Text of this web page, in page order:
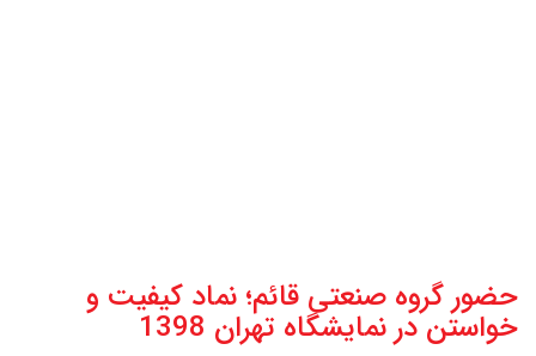
حضور گروه صنعتی قائم؛ نماد کیفیت و
خواستن در نمایشگاه تهران 1398